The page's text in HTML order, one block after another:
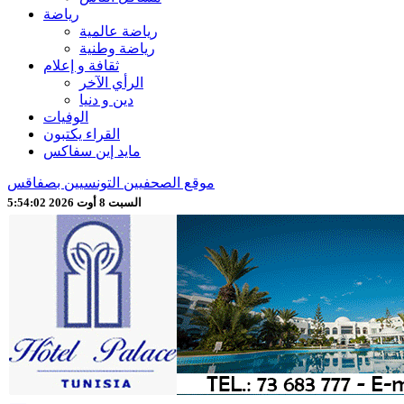
رياضة
رياضة عالمية
رياضة وطنية
ثقافة و إعلام
الرأي الآخر
دين و دنيا
الوفيات
القراء يكتبون
مايد إين سفاكس
موقع الصحفيين التونسيين بصفاقس
السبت 8 أوت 2026 5:54:04